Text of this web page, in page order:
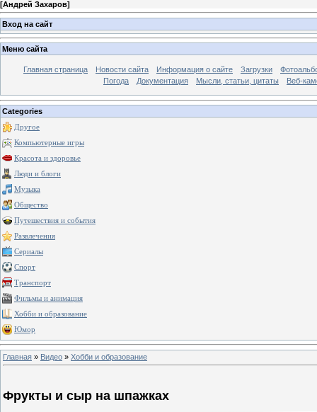
[Андрей Захаров]
Вход на сайт
Меню сайта
Главная страница Новости сайта Информация о сайте Загрузки
Погода
Документация Мысли, статьи, цитаты Веб-
Categories
Другое
Компьютерные игры
Красота и здоровье
Люди и блоги
Музыка
Общество
Путешествия и события
Развлечения
Сериалы
Спорт
Транспорт
Фильмы и анимация
Хобби и образование
Юмор
Главная » Видео » Хобби и образование
Фрукты и сыр на шпажках